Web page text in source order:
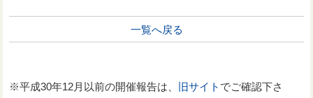
一覧へ戻る
※平成30年12月以前の開催報告は、 旧サイト でご確認下さ